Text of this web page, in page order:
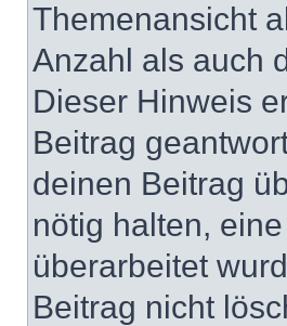
Themenansicht
Anzahl als auch
Dieser Hinweis
Beitrag
deinen Beitrag
nötig halten,
überarbeitet
Beitrag nicht